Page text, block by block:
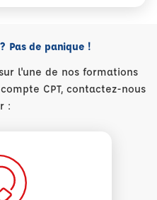
Pas de panique !
l'une de nos formations
CPT, contactez-nous
: